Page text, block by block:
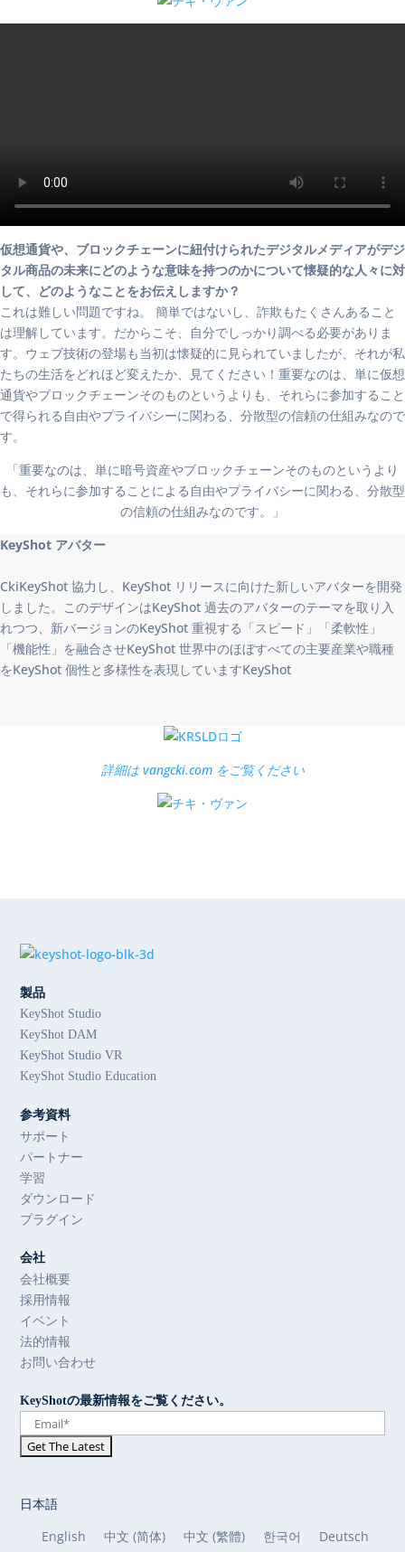
仮想通貨や、ブロックチェーンに紐付けられたデジタルメディアがデジ
タル商品の未来にどのような意味を持つのかについて懐疑的な人々に対
して、どのようなことをお伝えしますか？
これは難しい問題ですね。 簡単ではないし、詐欺もたくさんあること
は理解しています。だからこそ、自分でしっかり調べる必要がありま
す。ウェブ技術の登場も当初は懐疑的に見られていましたが、それが私
たちの生活をどれほど変えたか、見てください！重要なのは、単に仮想
通貨やブロックチェーンそのものというよりも、それらに参加すること
で得られる自由やプライバシーに関わる、分散型の信頼の仕組みなので
す。
「重要なのは、単に暗号資産やブロックチェーンそのものというより
も、それらに参加することによる自由やプライバシーに関わる、分散型
の信頼の仕組みなのです。」
KeyShot アバター
CkiKeyShot 協力し、KeyShot リリースに向けた新しいアバターを開発
しました。このデザインはKeyShot 過去のアバターのテーマを取り入
れつつ、新バージョンのKeyShot 重視する「スピード」「柔軟性」
「機能性」を融合させKeyShot 世界中のほぼすべての主要産業や職種
をKeyShot 個性と多様性を表現していますKeyShot
詳細は vangcki.com をご覧ください
製品
KeyShot Studio
KeyShot DAM
KeyShot Studio VR
KeyShot Studio Education
参考資料
サポート
パートナー
学習
ダウンロード
プラグイン
会社
会社概要
採用情報
イベント
法的情報
お問い合わせ
KeyShotの最新情報をご覧ください。
日本語
English
中文 (简体) 中文 (繁體) 한국어
Deutsch